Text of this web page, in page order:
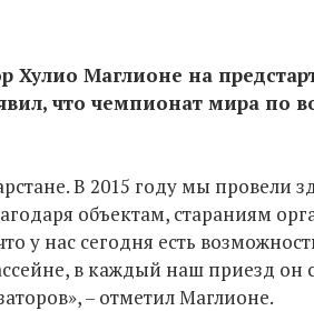
Маглионе на
что чемпионат мира по
В 2015 году мы провели
объектам, стараниям
у нас сегодня есть
в каждый наш приезд он
– отметил Маглионе.